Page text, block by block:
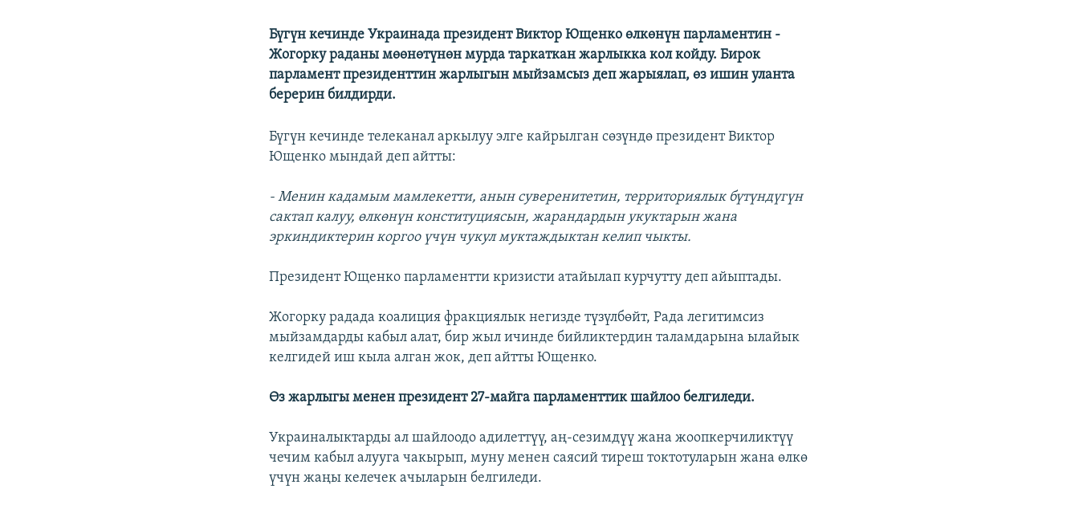
Бүгүн кечинде Украинада президент Виктор Ющенко өлкөнүн парламентин -
Жогорку раданы мөөнөтүнөн мурда таркаткан жарлыкка кол койду. Бирок
парламент президенттин жарлыгын мыйзамсыз деп жарыялап, өз ишин уланта
берерин билдирди.
Бүгүн кечинде телеканал аркылуу элге кайрылган сөзүндө президент Виктор
Ющенко мындай деп айтты:
- Менин кадамым мамлекетти, анын суверенитетин, территориялык бүтүндүгүн
сактап калуу, өлкөнүн конституциясын, жарандардын укуктарын жана
эркиндиктерин коргоо үчүн чукул муктаждыктан келип чыкты.
Президент Ющенко парламентти кризисти атайылап курчутту деп айыптады.
Жогорку радада коалиция фракциялык негизде түзүлбөйт, Рада легитимсиз
мыйзамдарды кабыл алат, бир жыл ичинде бийликтердин таламдарына ылайык
келгидей иш кыла алган жок, деп айтты Ющенко.
Өз жарлыгы менен президент 27-майга парламенттик шайлоо белгиледи.
Украиналыктарды ал шайлоодо адилеттүү, аң-сезимдүү жана жоопкерчиликтүү
чечим кабыл алууга чакырып, муну менен саясий тиреш токтотуларын жана өлкө
үчүн жаңы келечек ачыларын белгиледи.